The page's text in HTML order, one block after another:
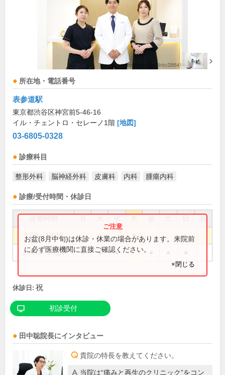
所在地・電話番号
表参道駅
東京都渋谷区神宮前5-46-16
イル・チェントロ・セレーノ1階 [地図]
03-6805-0328
診療科目
整形外科 脳神経外科 皮膚科 内科 腫瘍内科
診療/受付時間・休診日
祝
9:00～12:00 ●
10:00～19:00 ● ● ●
お盆(8月中旬)は休診・休業の場合があります。来院前
に必ず医療機関に直接ご確認ください。
×閉じる
休診日: 祝
初診受付
田中聡院長にインタビュー
貴院の特長を教えてください。
当院は“痛みと再生のクリニック”をコン